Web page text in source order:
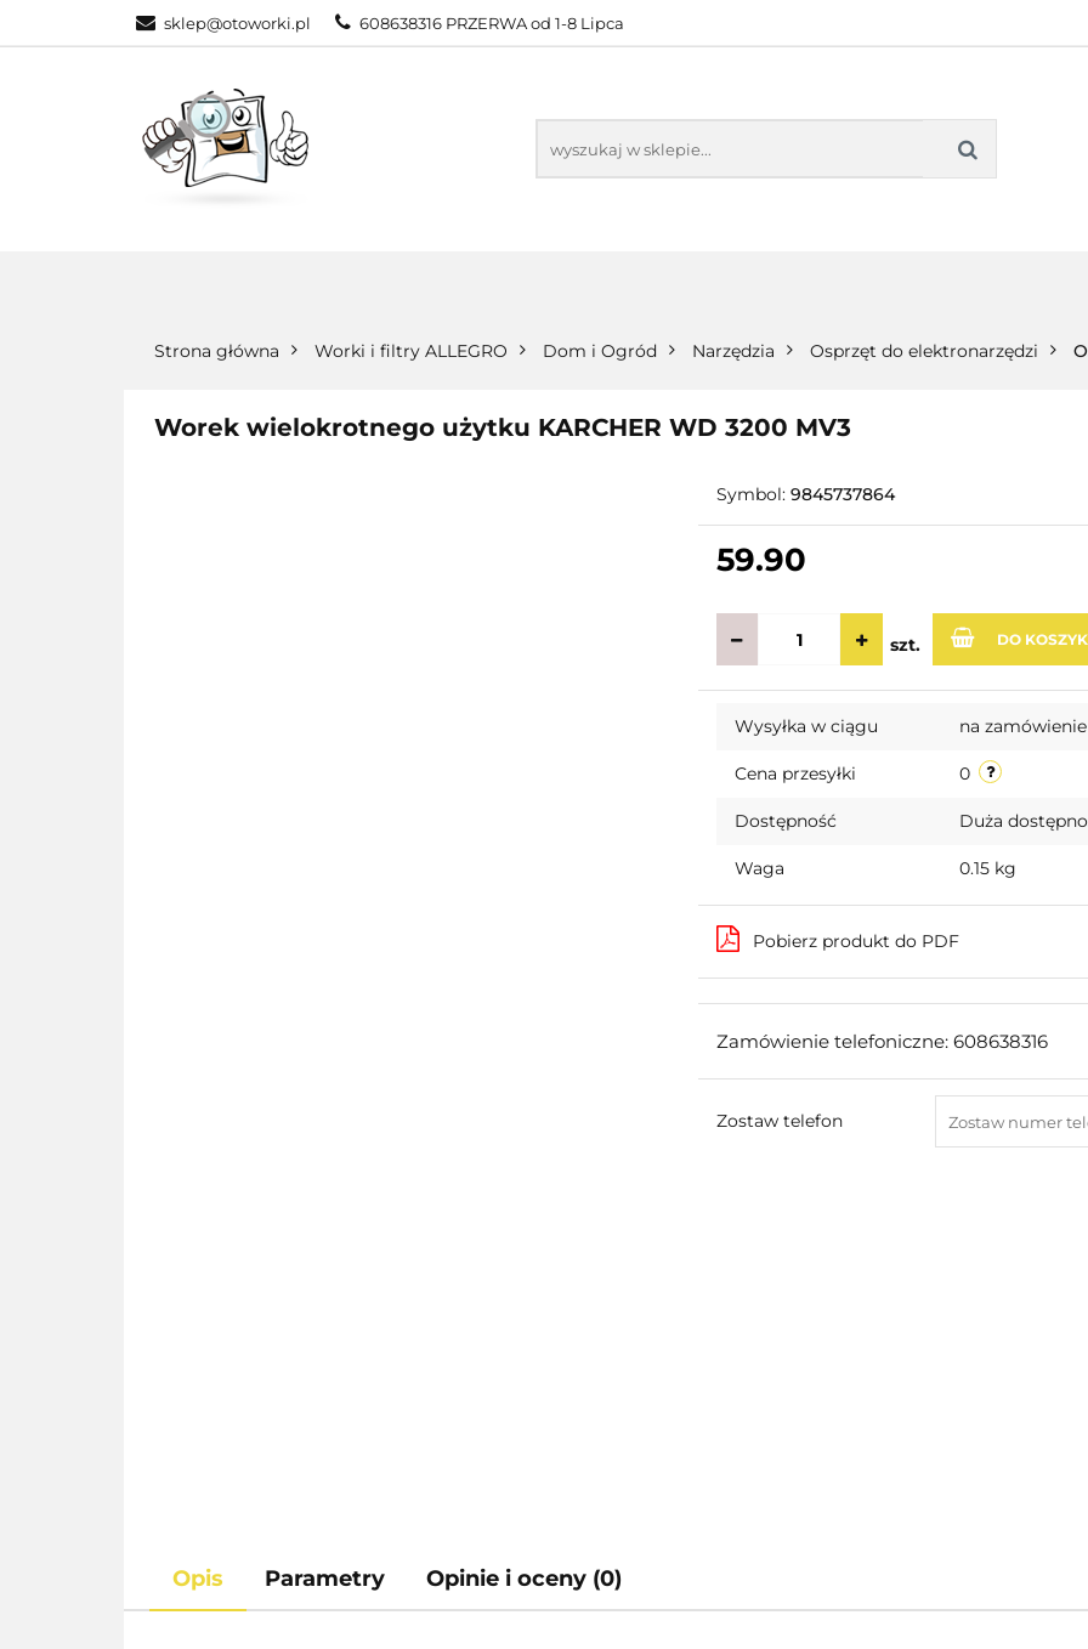
sklep@otoworki.pl 608638316 PRZERWA od 1-8 Lipca
NASZA OFERTA KONTAKT BESTSELLERY BLOG
Strona główna Worki i filtry ALLEGRO Dom i Ogród Narzędzia Osprzęt do elektronarzędzi
Worek wielokrotnego użytku KARCHER WD 3200 MV3
Symbol: 9845737864
59.90
szt. DO
Wysyłka w ciągu na zamówienie
Cena przesyłki 0
Dostępność Duża
Waga 0.15 kg
Pobierz produkt do PDF
Zamówienie telefoniczne: 608638316
Zostaw telefon
Opis Parametry Opinie i oceny (0)